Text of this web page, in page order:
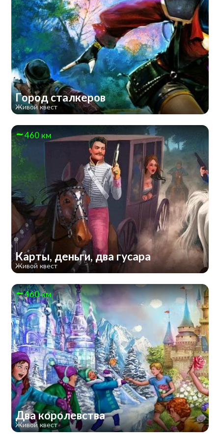
Город сталкеров
Живой квест
460 км
Карты, деньги, два гусара
Живой квест
460 км
Два королевства
Живой квест